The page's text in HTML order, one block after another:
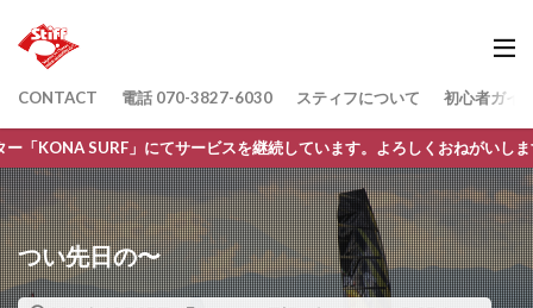
CONTACT 電話 070-3827-6030 スティフについて 初心者ガイ
ねがいします。
つい先日の〜